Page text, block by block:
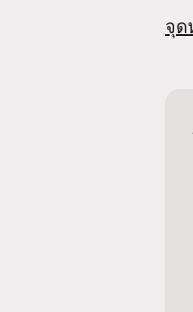
จุด